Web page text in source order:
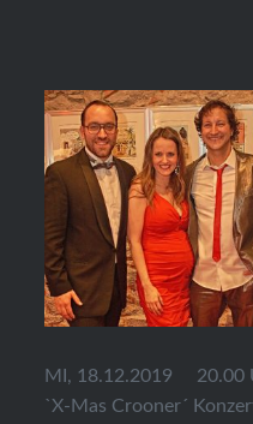
MI, 18.12.2019 20.00
`X-Mas Crooner´